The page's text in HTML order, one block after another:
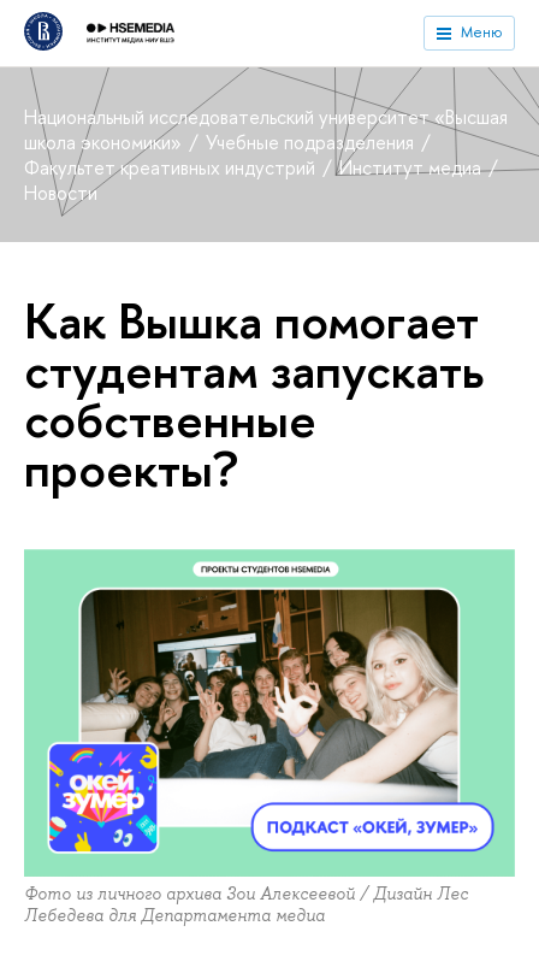
Меню
Национальный исследовательский университет «Высшая
школа экономики»
Учебные подразделения
Факультет креативных индустрий
Институт медиа
Новости
Как Вышка помогает
студентам запускать
собственные
проекты?
Фото из личного архива Зои Алексеевой / Дизайн Лес
Лебедева для Департамента медиа